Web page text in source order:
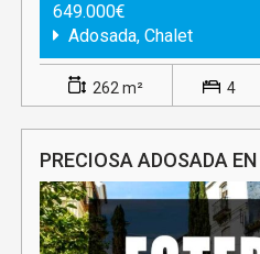
649.000€
Adosada, Chalet
262 m² 4
PRECIOSA ADOSADA